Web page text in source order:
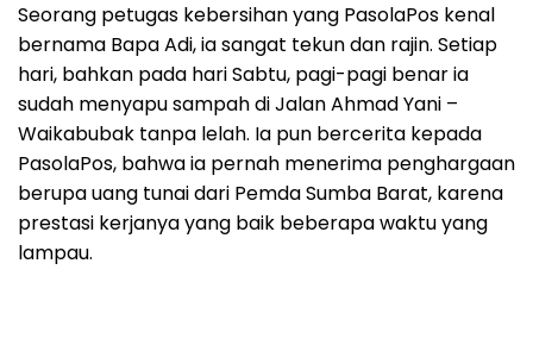
Seorang petugas kebersihan yang PasolaPos kenal
bernama Bapa Adi, ia sangat tekun dan rajin. Setiap
hari, bahkan pada hari Sabtu, pagi-pagi benar ia
sudah menyapu sampah di Jalan Ahmad Yani –
Waikabubak tanpa lelah. Ia pun bercerita kepada
PasolaPos, bahwa ia pernah menerima penghargaan
berupa uang tunai dari Pemda Sumba Barat, karena
prestasi kerjanya yang baik beberapa waktu yang
lampau.